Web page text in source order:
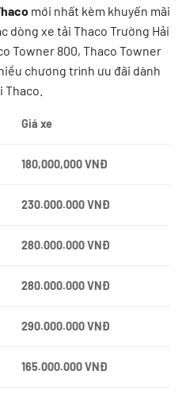
mới nhất kèm khuyến mãi
dòng xe tải Thaco Trường Hải
Towner 800, Thaco Towner
chương trình ưu đãi dành
Giá xe
180,000,000 VNĐ
230.000.000 VNĐ
280.000.000 VNĐ
280.000.000 VNĐ
290.000.000 VNĐ
165.000.000 VNĐ